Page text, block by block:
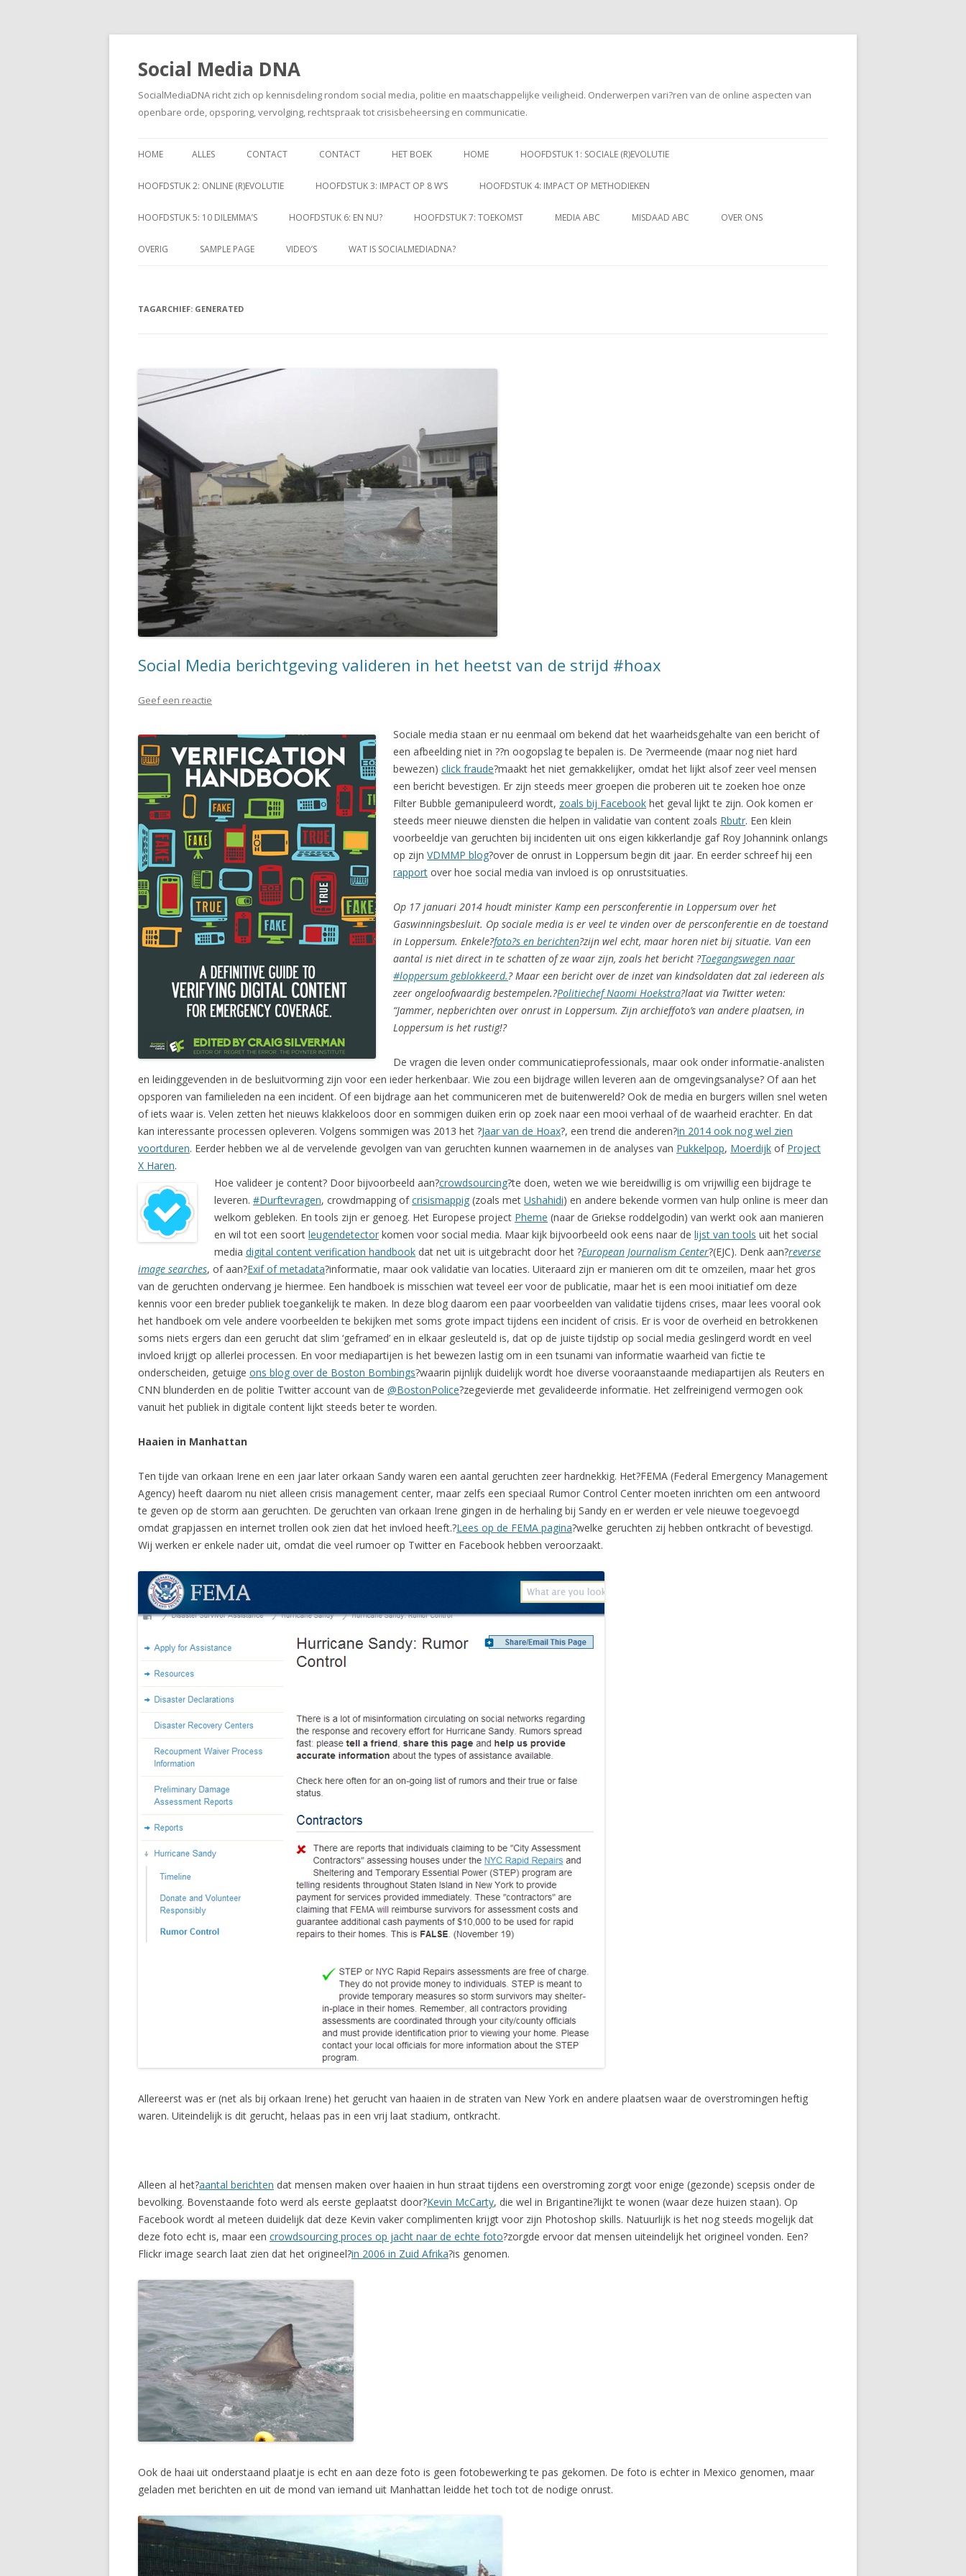
Social Media DNA
SocialMediaDNA richt zich op kennisdeling rondom social media, politie en maatschappelijke veiligheid. Onderwerpen vari?ren van de online aspecten van
openbare orde, opsporing, vervolging, rechtspraak tot crisisbeheersing en communicatie.
naar
HOME ALLES CONTACT CONTACT HET BOEK HOME HOOFDSTUK 1: SOCIALE (R)EVOLUTIE
HOOFDSTUK 2: ONLINE (R)EVOLUTIE HOOFDSTUK 3: IMPACT OP 8 W’S HOOFDSTUK 4: IMPACT OP METHODIEKEN
HOOFDSTUK 5: 10 DILEMMA’S HOOFDSTUK 6: EN NU? HOOFDSTUK 7: TOEKOMST MEDIA ABC MISDAAD ABC OVER ONS
OVERIG SAMPLE PAGE VIDEO’S WAT IS SOCIALMEDIADNA?
TAGARCHIEF: GENERATED
Social Media berichtgeving valideren in het heetst van de strijd #hoax
Geef een reactie
Sociale media staan er nu eenmaal om bekend dat het waarheidsgehalte van een bericht of
een afbeelding niet in ??n oogopslag te bepalen is. De ?vermeende (maar nog niet hard
bewezen) click fraude?maakt het niet gemakkelijker, omdat het lijkt alsof zeer veel mensen
een bericht bevestigen. Er zijn steeds meer groepen die proberen uit te zoeken hoe onze
Filter Bubble gemanipuleerd wordt, zoals bij Facebook het geval lijkt te zijn. Ook komen er
steeds meer nieuwe diensten die helpen in validatie van content zoals Rbutr. Een klein
voorbeeldje van geruchten bij incidenten uit ons eigen kikkerlandje gaf Roy Johannink onlangs
op zijn VDMMP blog?over de onrust in Loppersum begin dit jaar. En eerder schreef hij een
rapport over hoe social media van invloed is op onrustsituaties.
Op 17 januari 2014 houdt minister Kamp een persconferentie in Loppersum over het
Gaswinningsbesluit. Op sociale media is er veel te vinden over de persconferentie en de toestand
in Loppersum. Enkele?foto?s en berichten?zijn wel echt, maar horen niet bij situatie. Van een
aantal is niet direct in te schatten of ze waar zijn, zoals het bericht ?Toegangswegen naar
#loppersum geblokkeerd.? Maar een bericht over de inzet van kindsoldaten dat zal iedereen als
zeer ongeloofwaardig bestempelen.?Politiechef Naomi Hoekstra?laat via Twitter weten:
“Jammer, nepberichten over onrust in Loppersum. Zijn archieffoto’s van andere plaatsen, in
Loppersum is het rustig!?
De vragen die leven onder communicatieprofessionals, maar ook onder informatie-analisten
en leidinggevenden in de besluitvorming zijn voor een ieder herkenbaar. Wie zou een bijdrage willen leveren aan de omgevingsanalyse? Of aan het
opsporen van familieleden na een incident. Of een bijdrage aan het communiceren met de buitenwereld? Ook de media en burgers willen snel weten
of iets waar is. Velen zetten het nieuws klakkeloos door en sommigen duiken erin op zoek naar een mooi verhaal of de waarheid erachter. En dat
kan interessante processen opleveren. Volgens sommigen was 2013 het ?Jaar van de Hoax?, een trend die anderen?in 2014 ook nog wel zien
voortduren. Eerder hebben we al de vervelende gevolgen van van geruchten kunnen waarnemen in de analyses van Pukkelpop, Moerdijk of Project
X Haren.
Hoe valideer je content? Door bijvoorbeeld aan?crowdsourcing?te doen, weten we wie bereidwillig is om vrijwillig een bijdrage te
leveren. #Durftevragen, crowdmapping ofcrisismappig (zoals met Ushahidi) en andere bekende vormen van hulp online is meer dan
welkom gebleken. En tools zijn er genoeg. Het Europese project Pheme (naar de Griekse roddelgodin) van werkt ook aan manieren
en wil tot een soort leugendetector komen voor social media. Maar kijk bijvoorbeeld ook eens naar de lijst van tools uit het social
media digital content verification handbook dat net uit is uitgebracht door het ?European Journalism Center?(EJC). Denk aan?reverse
image searches, of aan?Exif of metadata?informatie, maar ook validatie van locaties. Uiteraard zijn er manieren om dit te omzeilen, maar het gros
van de geruchten ondervang je hiermee. Een handboek is misschien wat teveel eer voor de publicatie, maar het is een mooi initiatief om deze
kennis voor een breder publiek toegankelijk te maken. In deze blog daarom een paar voorbeelden van validatie tijdens crises, maar lees vooral ook
het handboek om vele andere voorbeelden te bekijken met soms grote impact tijdens een incident of crisis. Er is voor de overheid en betrokkenen
soms niets ergers dan een gerucht dat slim ‘geframed’ en in elkaar gesleuteld is, dat op de juiste tijdstip op social media geslingerd wordt en veel
invloed krijgt op allerlei processen. En voor mediapartijen is het bewezen lastig om in een tsunami van informatie waarheid van fictie te
onderscheiden, getuige ons blog over de Boston Bombings?waarin pijnlijk duidelijk wordt hoe diverse vooraanstaande mediapartijen als Reuters en
CNN blunderden en de politie Twitter account van de @BostonPolice?zegevierde met gevalideerde informatie. Het zelfreinigend vermogen ook
vanuit het publiek in digitale content lijkt steeds beter te worden.
Haaien in Manhattan
Ten tijde van orkaan Irene en een jaar later orkaan Sandy waren een aantal geruchten zeer hardnekkig. Het?FEMA (Federal Emergency Management
Agency) heeft daarom nu niet alleen crisis management center, maar zelfs een speciaal Rumor Control Center moeten inrichten om een antwoord
te geven op de storm aan geruchten. De geruchten van orkaan Irene gingen in de herhaling bij Sandy en er werden er vele nieuwe toegevoegd
omdat grapjassen en internet trollen ook zien dat het invloed heeft.?Lees op de FEMA pagina?welke geruchten zij hebben ontkracht of bevestigd.
Wij werken er enkele nader uit, omdat die veel rumoer op Twitter en Facebook hebben veroorzaakt.
Allereerst was er (net als bij orkaan Irene) het gerucht van haaien in de straten van New York en andere plaatsen waar de overstromingen heftig
waren. Uiteindelijk is dit gerucht, helaas pas in een vrij laat stadium, ontkracht.
Alleen al het?aantal berichten dat mensen maken over haaien in hun straat tijdens een overstroming zorgt voor enige (gezonde) scepsis onder de
bevolking. Bovenstaande foto werd als eerste geplaatst door?Kevin McCarty, die wel in Brigantine?lijkt te wonen (waar deze huizen staan). Op
Facebook wordt al meteen duidelijk dat deze Kevin vaker complimenten krijgt voor zijn Photoshop skills. Natuurlijk is het nog steeds mogelijk dat
deze foto echt is, maar een crowdsourcing proces op jacht naar de echte foto?zorgde ervoor dat mensen uiteindelijk het origineel vonden. Een?
Flickr image search laat zien dat het origineel?in 2006 in Zuid Afrika?is genomen.
Ook de haai uit onderstaand plaatje is echt en aan deze foto is geen fotobewerking te pas gekomen. De foto is echter in Mexico genomen, maar
geladen met berichten en uit de mond van iemand uit Manhattan leidde het toch tot de nodige onrust.